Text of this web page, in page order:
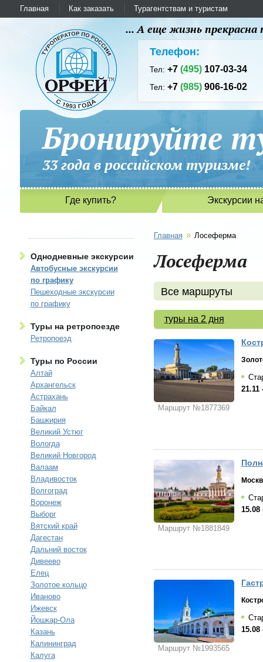
Главная Как заказать Турагентствам и туристам
... А еще жизнь
Телефон:
Тел:+7(495) 107-03-34
Тел:+7(985) 906-16-02
Бронируйте
33 года в российском
Где купить? Экскурсии
Однодневные экскурсии
Автобусные экскурсии
по графику
Пешеходные экскурсии
по графику
Туры на ретропоезде
Ретропоезд
Туры по России
Алтай
Архангельск
Астрахань
Байкал
Башкирия
Великий Устюг
Вологда
Великий Новгород
Валаам
Владивосток
Волгоград
Воронеж
Выборг
Вятский край
Дагестан
Дальний восток
Дивеево
Елец
Золотое кольцо
Иваново
Ижевск
Йошкар-Ола
Казань
Калининград
Калуга
Главная » Лосеферма
Лосеферма
Все маршруты
туры на 2 дня
Маршрут №1877369
21.11
Маршрут №1881849
15.08
Маршрут №1993565
15.08